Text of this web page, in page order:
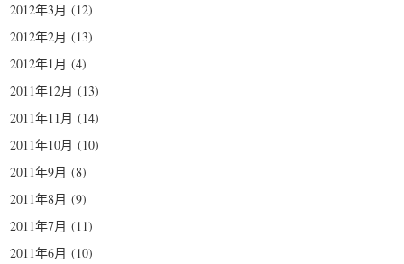
2012年3月 (12)
2012年2月 (13)
2012年1月 (4)
2011年12月 (13)
2011年11月 (14)
2011年10月 (10)
2011年9月 (8)
2011年8月 (9)
2011年7月 (11)
2011年6月 (10)